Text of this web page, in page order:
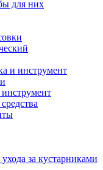
для них
и инструмент
за кустарниками